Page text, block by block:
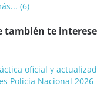
(6)
también te
oficial y
Policía Nacional 2026